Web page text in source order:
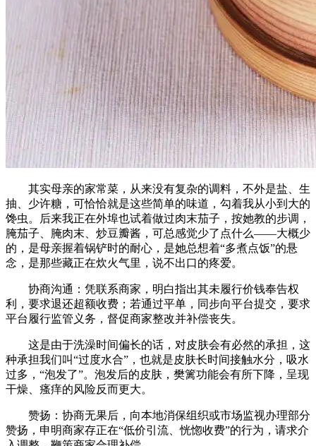
其实母亲的家常菜，从来没有复杂的调料，不外是盐、生
抽、少许糖，可恰恰就是这些简单的味道，勾着我从小到大的
馋虫。后来我正在外埠也试着做过肉末茄子，按她教的步调，
腌茄子、腌肉末、炒豆瓣酱，可总感觉少了点什么——大概少
的，是母亲握着锅铲时的耐心，是她总想着“多煮点饭”的悬
念，是那些藏正在炊火气里，说不出口的疼爱。
协商沟通：凭联系商家，明白指出其未履行价钱奉告权
利，要求退还超额收费；若通过平单，同步向平台提交，要求
平台履行监管义务，督促商家整改并补偿丧失。
这是由于洗澡时间偏长的话，对皮肤会有必然的承担，这
种承担我们叫“过度水合”，也就是皮肤长时间接触水分，吸水
过多，“泡发了”。泡发后的皮肤，樊篱功能会有所下降，呈现
干燥、瘙痒的风险反而更大。
赞扬：协商无果后，向本地消保组织或市场监视办理部分
赞扬，申明商家存正在“低价引流、恍惚收费”的行为，请求介